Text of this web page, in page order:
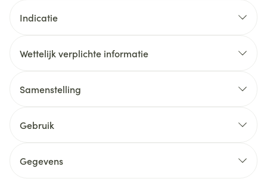
Indicatie
Wettelijk verplichte informatie
Samenstelling
Gebruik
Gegevens